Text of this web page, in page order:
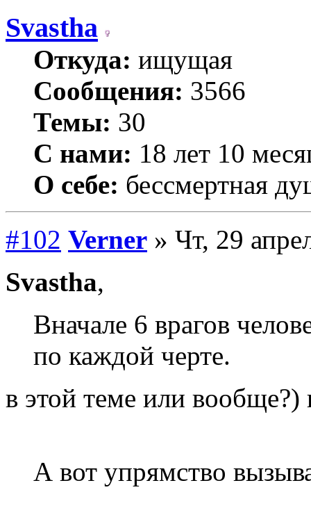
Svastha
Откуда: ищущая
Сообщения: 3566
Темы: 30
С нами: 18 лет 10
О себе: бессмертная
#102 Verner » Чт, 29
Svastha,
Вначале 6 врагов
по каждой черте.
в этой теме или
А вот упрямство